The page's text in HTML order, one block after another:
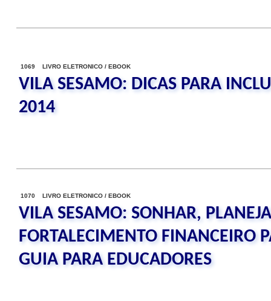
1069 LIVRO ELETRONICO / EBOOK
VILA SESAMO: DICAS PARA
2014
1070 LIVRO ELETRONICO / EBOOK
VILA SESAMO: SONHAR,
FORTALECIMENTO FINANCEIRO
GUIA PARA EDUCADORES